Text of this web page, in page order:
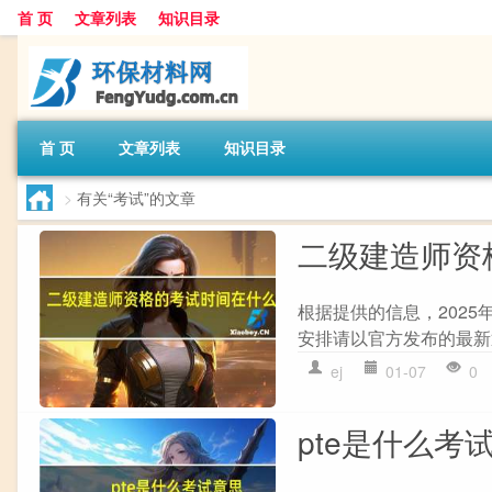
首 页 文章列表 知识目录
首 页 文章列表 知识目录
> 有关“考试”的文章
二级建造师
根据提供的信息，2025
安排请以官方发布的最
ej 01-07 0
pte是什么考